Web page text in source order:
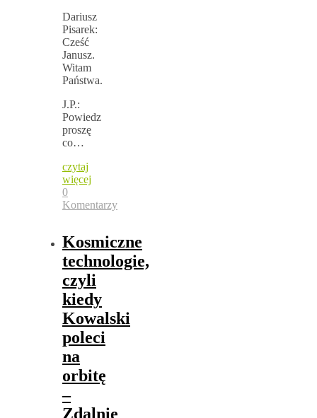
Dariusz
Pisarek:
Cześć
Janusz.
Witam
Państwa.
J.P.:
Powiedz
proszę
co…
czytaj
więcej
0
Komentarzy
Kosmiczne
technologie,
czyli
kiedy
Kowalski
poleci
na
orbitę
–
Zdalnie